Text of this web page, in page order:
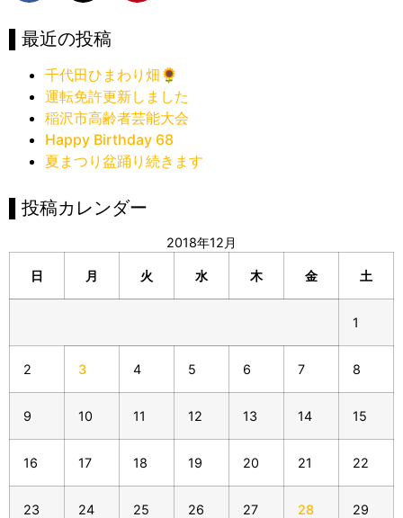
▌最近の投稿
千代田ひまわり畑🌻
運転免許更新しました
稲沢市高齢者芸能大会
Happy Birthday 68
夏まつり盆踊り続きます
▌投稿カレンダー
2018年12月
日 月 火 水 木 金 土
1
2 3 4 5 6 7 8
9 10 11 12 13 14 15
16 17 18 19 20 21 22
23 24 25 26 27 28 29